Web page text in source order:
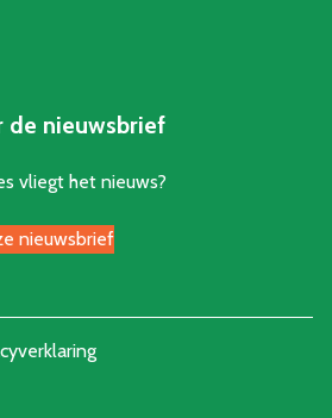
de nieuwsbrief
vliegt het nieuws?
nieuwsbrief